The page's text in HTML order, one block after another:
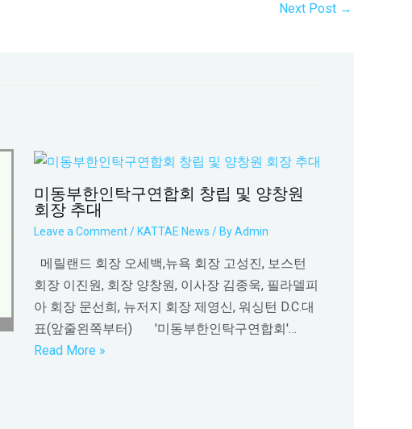
Next Post →
미동부한인탁구연합회 창립 및 양창원
회장 추대
Leave a Comment /KATTAE News / ByAdmin
메릴랜드 회장 오세백,뉴욕 회장 고성진, 보스턴
회장 이진원, 회장 양창원, 이사장 김종욱, 필라델피
아 회장 문선희, 뉴저지 회장 제영신, 워싱턴 D.C.대
표(앞줄왼쪽부터) '미동부한인탁구연합회'…
Read More »